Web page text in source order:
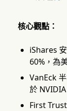
核心觀點：
iShares
60%，為
VanEck
於
First